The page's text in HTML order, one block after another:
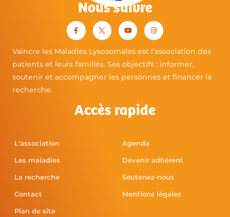
Nous suivre
Vaincre les Maladies Lysosomales est l’association des
patients et leurs familles. Ses objectifs : informer,
soutenir et accompagner les personnes et financer la
recherche.
Accès rapide
L'association
Les maladies
La recherche
Contact
Plan de site
Agenda
Devenir adhérent
Soutenez-nous
Mentions légales